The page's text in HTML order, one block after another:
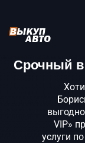
Срочный
VIP»
услуги